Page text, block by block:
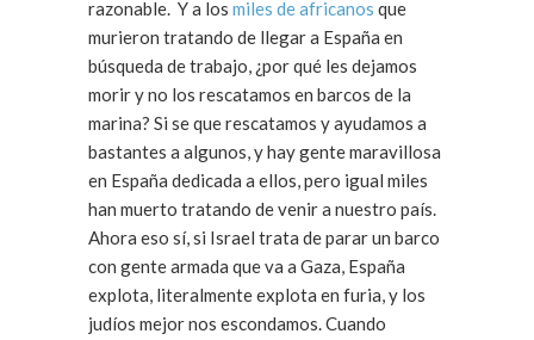
razonable. Y a los miles de africanos que
murieron tratando de llegar a España en
búsqueda de trabajo, ¿por qué les dejamos
morir y no los rescatamos en barcos de la
marina? Si se que rescatamos y ayudamos a
bastantes a algunos, y hay gente maravillosa
en España dedicada a ellos, pero igual miles
han muerto tratando de venir a nuestro país.
Ahora eso sí, si Israel trata de parar un barco
con gente armada que va a Gaza, España
explota, literalmente explota en furia, y los
judíos mejor nos escondamos. Cuando